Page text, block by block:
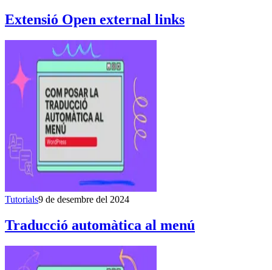
Extensió Open external links
Tutorials9 de desembre del 2024
Traducció automàtica al menú